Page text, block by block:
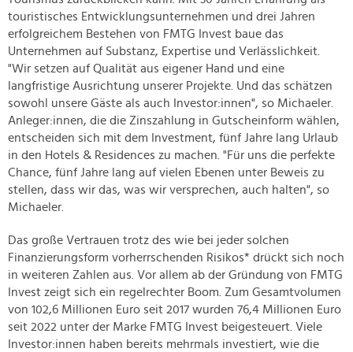
touristisches Entwicklungsunternehmen und drei Jahren
erfolgreichem Bestehen von FMTG Invest baue das
Unternehmen auf Substanz, Expertise und Verlässlichkeit.
"Wir setzen auf Qualität aus eigener Hand und eine
langfristige Ausrichtung unserer Projekte. Und das schätzen
sowohl unsere Gäste als auch Investor:innen", so Michaeler.
Anleger:innen, die die Zinszahlung in Gutscheinform wählen,
entscheiden sich mit dem Investment, fünf Jahre lang Urlaub
in den Hotels & Residences zu machen. "Für uns die perfekte
Chance, fünf Jahre lang auf vielen Ebenen unter Beweis zu
stellen, dass wir das, was wir versprechen, auch halten", so
Michaeler.
Das große Vertrauen trotz des wie bei jeder solchen
Finanzierungsform vorherrschenden Risikos* drückt sich noch
in weiteren Zahlen aus. Vor allem ab der Gründung von FMTG
Invest zeigt sich ein regelrechter Boom. Zum Gesamtvolumen
von 102,6 Millionen Euro seit 2017 wurden 76,4 Millionen Euro
seit 2022 unter der Marke FMTG Invest beigesteuert. Viele
Investor:innen haben bereits mehrmals investiert, wie die